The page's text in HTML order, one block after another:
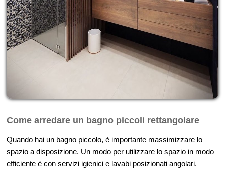
Come arredare un bagno piccoli rettangolare
Quando hai un bagno piccolo, è importante massimizzare lo
spazio a disposizione. Un modo per utilizzare lo spazio in modo
efficiente è con servizi igienici e lavabi posizionati angolari.